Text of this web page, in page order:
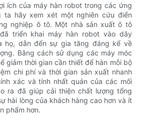
ích của máy hàn robot trong các ứng
ta hãy xem xét một nghiên cứu điển
nghiệp ô tô. Một nhà sản xuất ô tô
triển khai máy hàn robot vào dây
họ, dẫn đến sự gia tăng đáng kể về
Bằng cách sử dụng các máy móc
giảm thời gian cần thiết để hàn mỗi bộ
chi phí và thời gian sản xuất nhanh
xác và tính nhất quán của các mối
ra đã giúp cải thiện chất lượng tổng
hài lòng của khách hàng cao hơn và ít
phẩm hơn.